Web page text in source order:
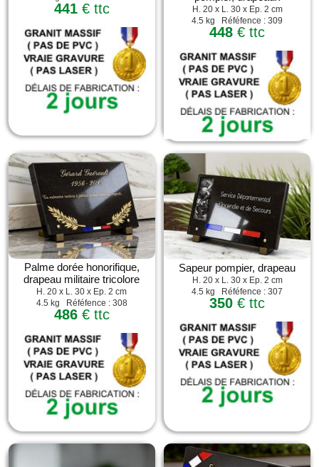
441€ ttc
H. 20 x L. 30 x Ep. 2 cm
4.5 kg Réféfence : 309
448 € ttc
Palme dorée honorifique,
drapeau militaire tricolore
H. 20 x L. 30 x Ep. 2 cm
4.5 kg Réféfence : 308
486€ ttc
Sapeur pompier, drapeau
H. 20 x L. 30 x Ep. 2 cm
4.5 kg Réféfence : 307
350 € ttc